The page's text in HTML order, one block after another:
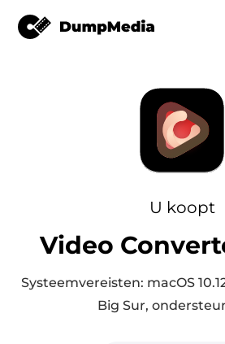
YouTube Muziek naar MP3
Zon aan MP3
How-to
Support
Inloggen
Registreren
U koopt
Video
Systeemvereisten: macOS
Big Sur,